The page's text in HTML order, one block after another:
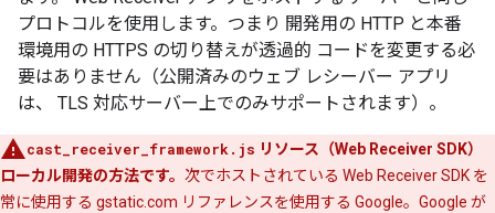
プロトコルを使用します。つまり 開発用の HTTP と本番
環境用の HTTPS の切り替えが透過的 コードを変更する必
要はありません（公開済みのウェブ レシーバー アプリ
は、 TLS 対応サーバー上でのみサポートされます）。
cast_receiver_framework.js リソース（Web Receiver SDK）
ローカル開発の方法です。 次でホストされている Web Receiver SDK を
常に使用する gstatic.com リファレンスを使用する Google。Google が